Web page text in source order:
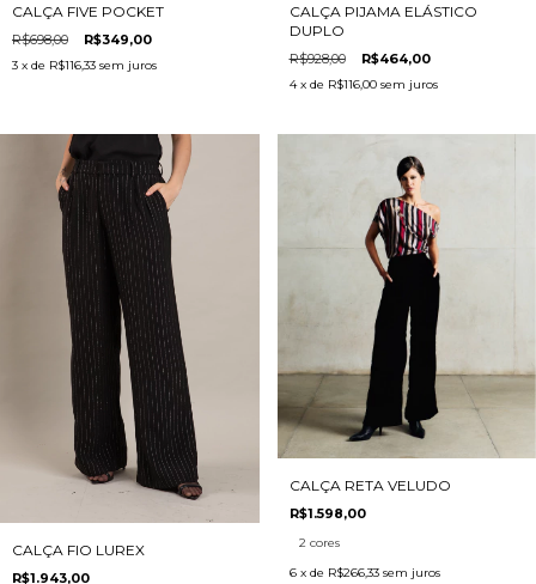
CALÇA FIVE POCKET
R$698,00 R$349,00
3 x de R$116,33 sem juros
CALÇA PIJAMA ELÁSTICO
DUPLO
R$928,00 R$464,00
4 x de R$116,00 sem juros
CALÇA FIO LUREX
R$1.943,00
CALÇA RETA VELUDO
R$1.598,00
2 cores
6 x de R$266,33 sem juros